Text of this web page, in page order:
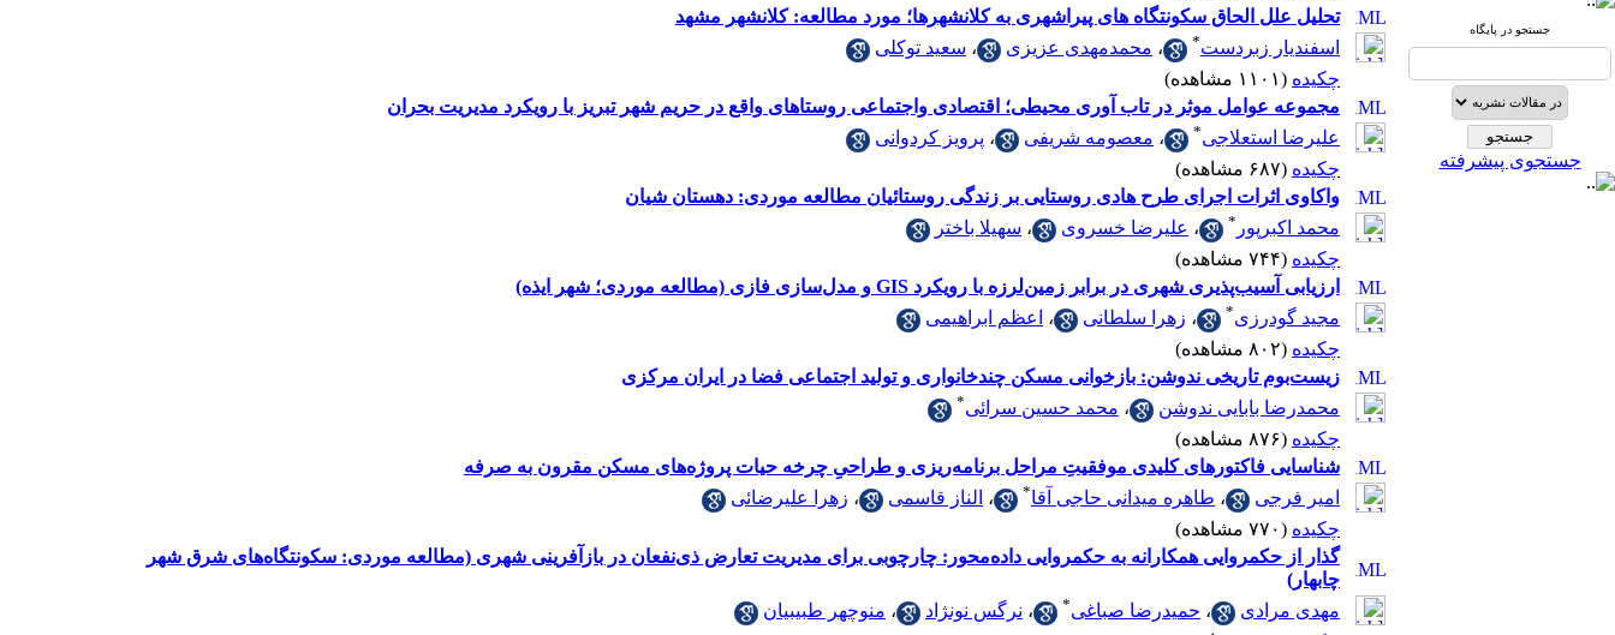
جستجو در پایگاه
جستجوی پیشرفته
تحلیل علل الحاق سکونتگاه های پیراشهری به کلانشهرها؛ مورد مطالعه: کلانشهر مشهد
اسفندیار زبردست* ، محمدمهدی عزیزی ، سعید توکلی
چکیده (۱۱۰۱ مشاهده)
مجموعه عوامل موثر در تاب آوری محیطی؛ اقتصادی واجتماعی روستاهای واقع در حریم شهر تبریز با رویکرد مدیریت بحران
علیرضا استعلاجی* ، معصومه شریفی ، پرویز کردوانی
چکیده (۶۸۷ مشاهده)
واکاوی اثرات اجرای طرح هادی روستایی بر زندگی روستائیان مطالعه موردی: دهستان شیان
محمد اکبرپور * ، علیرضا خسروی ، سهیلا باختر
چکیده (۷۴۴ مشاهده)
ارزیابی آسیب‌پذیری شهری در برابر زمین‌لرزه با رویکرد GIS و مدل‌سازی فازی (مطالعه موردی؛ شهر ایذه)
مجید گودرزی* ، زهرا سلطانی ،
اعظم ابراهیمی
چکیده (۸۰۲ مشاهده)
زیست‌بوم تاریخی ندوشن: بازخوانی مسکن چندخانواری و تولید اجتماعی فضا در ایران مرکزی
محمدرضا بابایی ندوشن
، محمد حسین سرائی*
چکیده (۸۷۶ مشاهده)
شناسایی فاکتورهای کلیدی موفقیتِ مراحل برنامه‌ریزی و طراحیِ چرخه حیات پروژه‌های مسکن مقرون به صرفه
امیر فرجی
، طاهره میدانی حاجی آقا* ، الناز قاسمی ، زهرا علیرضائی
چکیده (۷۷۰ مشاهده)
گذار از حکمروایی همکارانه به حکمروایی داده‌محور: چارچوبی برای مدیریت تعارض ذی‌نفعان در بازآفرینی شهری (مطالعه موردی: سکونتگاه‌های شرق شهر
چابهار)
مهدی مرادی
، حمیدرضا صباغی* ، نرگس نونژاد ، منوچهر طبیبیان